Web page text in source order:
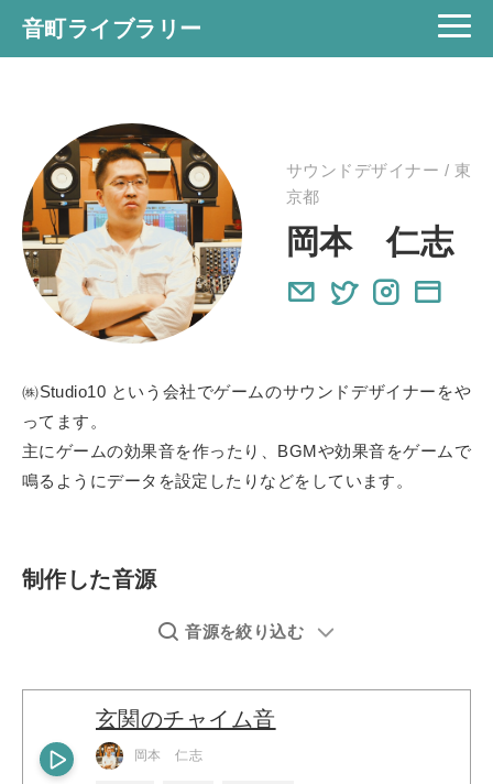
音町ライブラリー
サウンドデザイナー / 東
京都
岡本 仁志
㈱Studio10 という会社でゲームのサウンドデザイナーをや
ってます。
主にゲームの効果音を作ったり、BGMや効果音をゲームで
鳴るようにデータを設定したりなどをしています。
制作した音源
音源を絞り込む
玄関のチャイム音
岡本 仁志